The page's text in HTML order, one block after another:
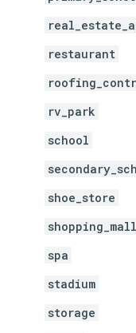
restaurant
rv_park
school
shoe_store
shopping_mall
spa
stadium
storage